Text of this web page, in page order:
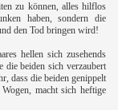
zu können, alles hilflos
haben, sondern die
den Tod bringen wird!
hellen sich zusehends
beiden sich verzaubert
dass die beiden genippelt
macht sich heftige